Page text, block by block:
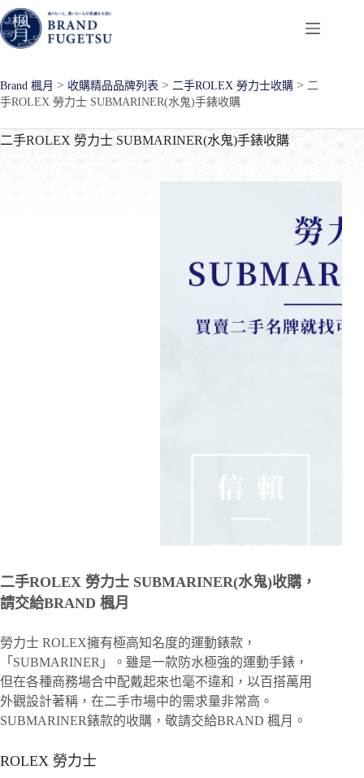
跳
至
主
內
容
Brand 楓月 > 收購精品品牌列表 > 二手ROLEX 勞力士收購 > 二
手ROLEX 勞力士 SUBMARINER(水鬼)手錶收購
二手ROLEX 勞力士 SUBMARINER(水鬼)手錶收購
二手ROLEX 勞力士 SUBMARINER(水鬼)收購，
請交給BRAND 楓月
勞力士 ROLEX擁有極高知名度的運動錶款，
「SUBMARINER」。雖是一款防水極強的運動手錶，
但在各種商務場合中配戴起來也毫不違和，以百搭萬用
外觀設計著稱，在二手市場中的需求量非常高。
SUBMARINER錶款的收購，敬請交給BRAND 楓月。
ROLEX 勞力士